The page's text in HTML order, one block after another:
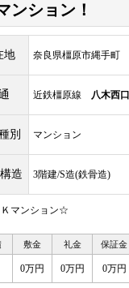
ンション！
地 奈良県橿原市縄手町
近鉄橿原線 八木西
別 マンション
造 3階建/S造(鉄骨造)
Ｋマンション☆
敷金 礼金 保証金
0万円 0万円 0万円